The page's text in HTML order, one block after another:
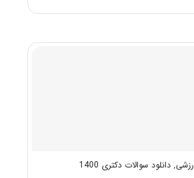
آزمون
, دانلود سوالات دکتری 1400